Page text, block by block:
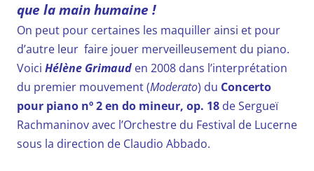
que la main humaine !
On peut pour certaines les maquiller ainsi et pour
d’autre leur faire jouer merveilleusement du piano.
Voici Hélène Grimaud en 2008 dans l’interprétation
du premier mouvement (Moderato) du Concerto
pour piano nº 2 en do mineur, op. 18 de Sergueï
Rachmaninov avec l’Orchestre du Festival de Lucerne
sous la direction de Claudio Abbado.